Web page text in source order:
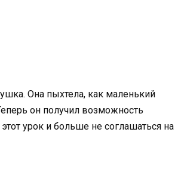
Она пыхтела, как маленький
он получил возможность
урок и больше не соглашаться на